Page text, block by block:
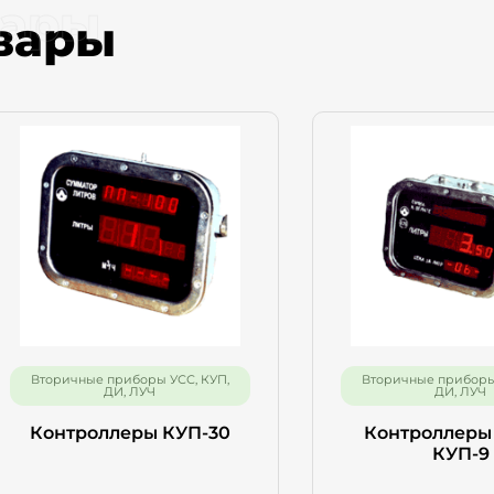
Вторичные приборы УСС, КУП,
ДИ, ЛУЧ
Контроллеры КУП-30
Вторичные
ДИ, ЛУЧ
КУП-9
обратной связи
Отправить